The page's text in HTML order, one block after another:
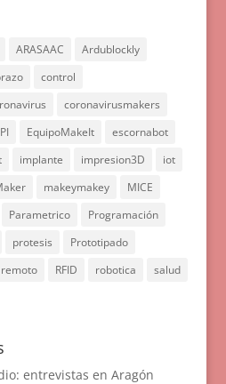
ARASAAC
Ardublockly
control
coronavirusmakers
EquipoMakeIt
escornabot
implante impresion3D
iot
makeymakey
MICE
Parametrico
Programación
protesis
Prototipado
remoto RFID robotica
salud
entrevistas en Aragón